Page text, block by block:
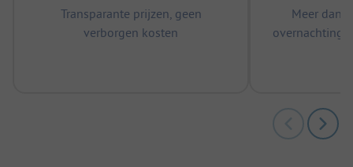
Transparante prijzen, geen
verborgen kosten
Meer dan